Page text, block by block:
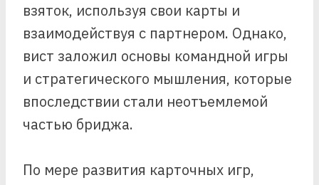
взяток, используя свои карты и
взаимодействуя с партнером. Однако,
вист заложил основы командной игры
и стратегического мышления, которые
впоследствии стали неотъемлемой
частью бриджа.
По мере развития карточных игр,